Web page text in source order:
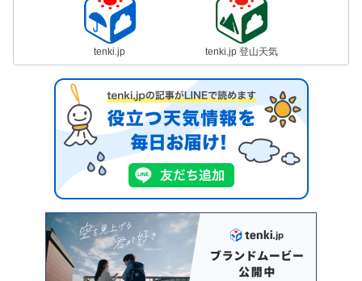
tenki.jp tenki.jp 登山天気